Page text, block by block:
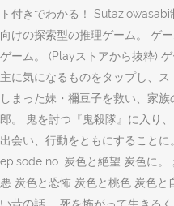
ト付きでわかる！
向けの探索型の推理ゲーム。 ゲ
ゲーム。 (Playストアから抜粋)
主に気になるものをタップし、
しまった妹・禰豆子を救い、家
郎。 鬼を討つ『鬼殺隊』に入り
出会い、行動をともにすること
episode no. 炭色と絶望 炭色に。
悪 炭色と恐怖 炭色と桃色 炭色